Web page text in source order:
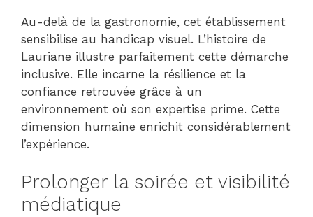
Au-delà de la gastronomie, cet établissement
sensibilise au handicap visuel. L’histoire de
Lauriane illustre parfaitement cette démarche
inclusive. Elle incarne la résilience et la
confiance retrouvée grâce à un
environnement où son expertise prime. Cette
dimension humaine enrichit considérablement
l’expérience.
Prolonger la soirée et visibilité
médiatique